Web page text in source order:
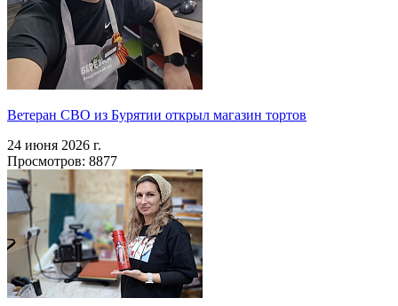
Ветеран СВО из Бурятии открыл магазин тортов
24 июня 2026 г.
Просмотров: 8877